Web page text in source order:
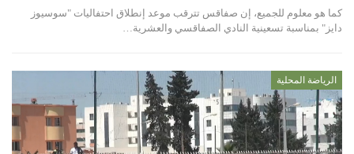
كما هو معلوم للجميع، إن صفاقس تترقب موعد إنطلاق احتفاليات "سوسيوز
دايز" بمناسبة تسعينية النادي الصفاقسي والعشرية…
الرياضة المحلية